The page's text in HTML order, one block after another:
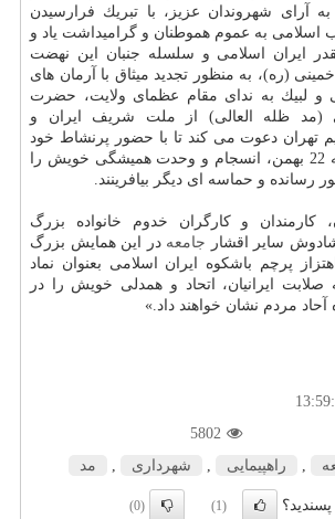
آرای شهروندان عزیز، با تبریك فرارسیدن
اسلامی به عموم هموطنان و گرامیداشت یاد و
ایران اسلامی و سلسله جنبان این نهضت
(ره)، به منظور تجدید میثاق با آرمان های
و لبیك به ندای مقام عظمای ولایت، حضرت
(مد ظله العالی) از ملت شریف ایران و
تهران دعوت می كند تا با حضور پرنشاط خود
در راهپیمایی یوم الله 22 بهمن، انسجام و وحدت همیشگی خویش را
رسانده و حماسه ای دیگر بیافرینند.
كارمندان و كارگران خدوم خانواده بزرگ
سایر اقشار جامعه در این همایش بزرگ
پرچم باشكوه ایران اسلامی بعنوان نماد
صلابت ایرانیان، اتحاد و همدلی خویش را در
مردم نشان خواهند داد.»
5802
راهپیمایی شهرداری مد
(1)
(0)